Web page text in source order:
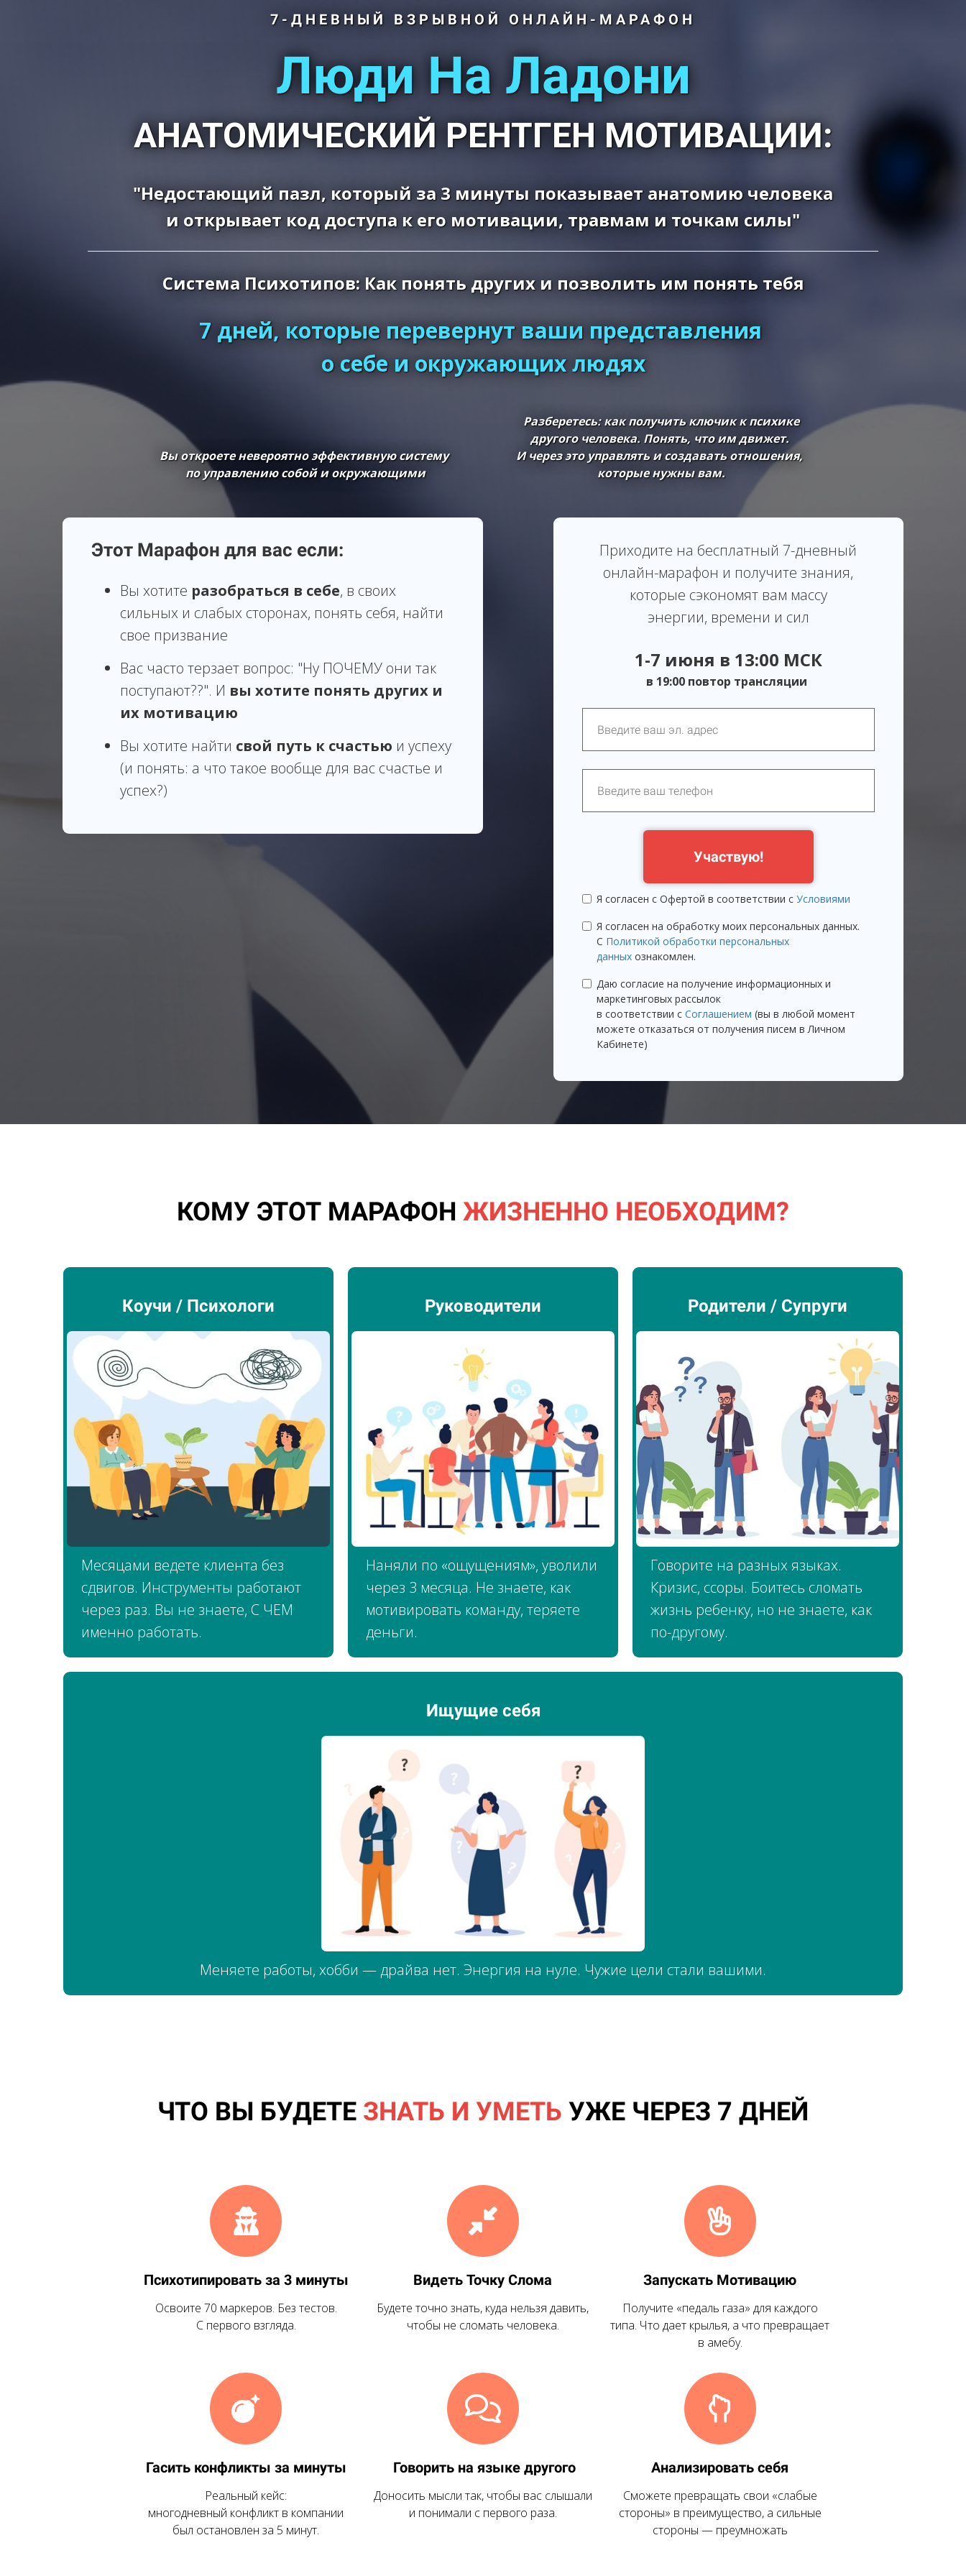
7-ДНЕВНЫЙ ВЗРЫВНОЙ ОНЛАЙН-МАРАФОН
Люди На Ладони
АНАТОМИЧЕСКИЙ РЕНТГЕН МОТИВАЦИИ:
"Недостающий пазл, который за 3 минуты показывает анатомию человека
и открывает код доступа к его мотивации, травмам и точкам силы"
Система Психотипов: Как понять других и позволить им понять тебя
7 дней, которые перевернут ваши представления
о себе и окружающих людях
Вы откроете невероятно эффективную систему
по управлению собой и окружающими
Разберетесь:как получить ключик к психике
другого человека. Понять, что им движет.
И через это управлять и создавать отношения,
которые нужны вам.
Этот Марафон для вас если:
Вы хотите разобраться в себе, в своих
сильных и слабых сторонах, понять себя, найти
свое призвание
Вас часто терзает вопрос: "Ну ПОЧЕМУ они так
поступают??". И вы хотите понять других и
их мотивацию
Вы хотите найти свой путь к счастью и успеху
(и понять: а что такое вообще для вас счастье и
успех?)
Приходите на бесплатный 7-дневный
онлайн-марафон и получите знания,
которые сэкономят вам массу
энергии, времени и сил
1-7 июня в 13:00 МСК
в 19:00 повтор трансляции
Участвую!
Я согласен с Офертой в соответствии с Условиями
Я согласен на обработку моих персональных данных.
С Политикой обработки персональных
данныхознакомлен.
Даю согласие на получение информационных и
маркетинговых рассылок
в соответствии с Соглашением (вы в любой момент
можете отказаться от получения писем в Личном
Кабинете)
КОМУ ЭТОТ МАРАФОН ЖИЗНЕННО НЕОБХОДИМ?
Коучи / Психологи
Месяцами ведете клиента без
сдвигов. Инструменты работают
через раз. Вы не знаете, С ЧЕМ
именно работать.
Руководители
Наняли по «ощущениям», уволили
через 3 месяца. Не знаете, как
мотивировать команду, теряете
деньги.
Родители / Супруги
Говорите на разных языках.
Кризис, ссоры. Боитесь сломать
жизнь ребенку, но не знаете, как
по-другому.
Ищущие себя
Меняете работы, хобби — драйва нет. Энергия на нуле. Чужие цели стали вашими.
ЧТО ВЫ БУДЕТЕ ЗНАТЬ И УМЕТЬ УЖЕ ЧЕРЕЗ 7 ДНЕЙ
Психотипировать за 3 минуты
Освоите 70 маркеров. Без тестов.
С первого взгляда.
Видеть Точку Слома
Будете точно знать, куда нельзя давить,
чтобы не сломать человека.
Запускать Мотивацию
Получите «педаль газа» для каждого
типа. Что дает крылья, а что превращает
в амебу.
Гасить конфликты за минуты
Реальный кейс:
многодневный конфликт в компании
был остановлен за 5 минут.
Говорить на языке другого
Доносить мысли так, чтобы вас слышали
и понимали с первого раза.
Анализировать себя
Сможете превращать свои «слабые
стороны» в преимущество, а сильные
стороны — преумножать